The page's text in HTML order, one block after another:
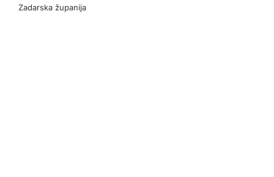
Zadarska županija